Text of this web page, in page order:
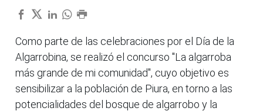
Como parte de las celebraciones por el Día de la
Algarrobina, se realizó el concurso "La algarroba
más grande de mi comunidad", cuyo objetivo es
sensibilizar a la población de Piura, en torno a las
potencialidades del bosque de algarrobo y la